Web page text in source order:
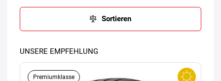
Sortieren
UNSERE EMPFEHLUNG
Premiumklasse